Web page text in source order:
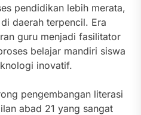
pendidikan lebih merata,
daerah terpencil. Era
guru menjadi fasilitator
belajar mandiri siswa
inovatif.
pengembangan literasi
abad 21 yang sangat